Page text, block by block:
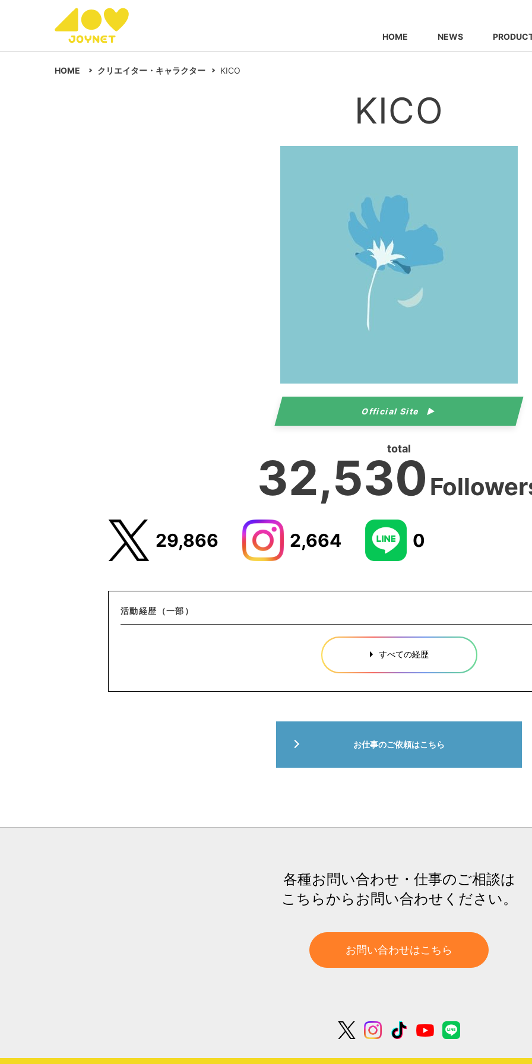
HOME NEWS
HOME クリエイター・キャラクター KICO
KICO
Official Site
total
32,530
29,866 2,664 0
活動経歴（一部）
すべての経歴
お仕事のご依頼はこちら
各種お問い合わせ・仕事のご相談は
こちらからお問い合わせください。
お問い合わせはこちら